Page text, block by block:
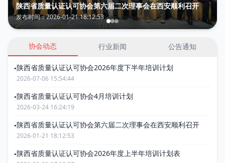
陕西省质量认证认可协会第六届二次理事会在西安顺利召开
发布时间：2026-01-21 18:12:53
协会动态 行业新闻 公告通知
•陕西省质量认证认可协会2026年度下半年培训计划
2026-07-06 15:54:44
•陕西省质量认证认可协会4月培训计划
2026-03-24 16:24:19
•陕西省质量认证认可协会第六届二次理事会在西安顺利召开
2026-01-21 18:12:53
•陕西省质量认证认可协会2026年度上半年培训计划表